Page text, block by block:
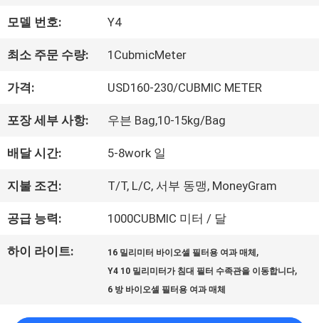
에
관
한
공
장
투
어
모델 번호: Y4
최소 주문 수량: 1CubmicMeter
가격: USD160-230/CUBMIC METER
포장 세부 사항: 우븐 Bag,10-15kg/Bag
배달 시간: 5-8work 일
지불 조건: T/T, L/C, 서부 동맹, MoneyGram
공급 능력: 1000CUBMIC 미터 / 달
하이 라이트: 16 밀리미터 바이오셀 필터용 여과 매체 ,
Y4 10 밀리미터가 침대 필터 수족관을 이동합니다,
6 방 바이오셀 필터용 여과 매체